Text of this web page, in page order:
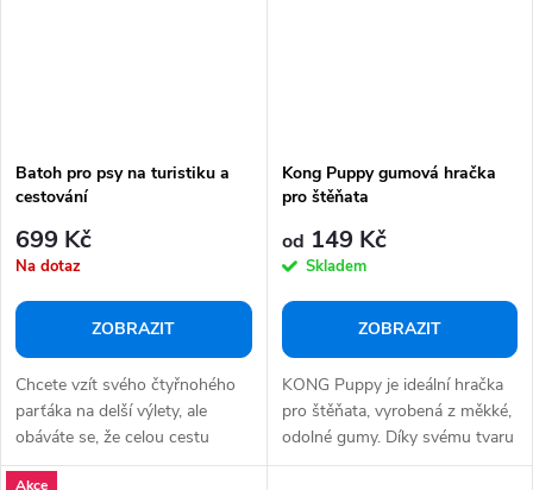
Batoh pro psy na turistiku a
cestování
699 Kč
Na dotaz
ZOBRAZIT
Chcete vzít svého čtyřnohého
parťáka na delší výlety, ale
obáváte se, že celou cestu
neujde?...
Kong Puppy gumová hračka
pro štěňata
od 149 Kč
Skladem
ZOBRAZIT
KONG Puppy je ideální hračka
pro štěňata, vyrobená z měkké,
odolné gumy. Díky svému tvaru
a...
Akce